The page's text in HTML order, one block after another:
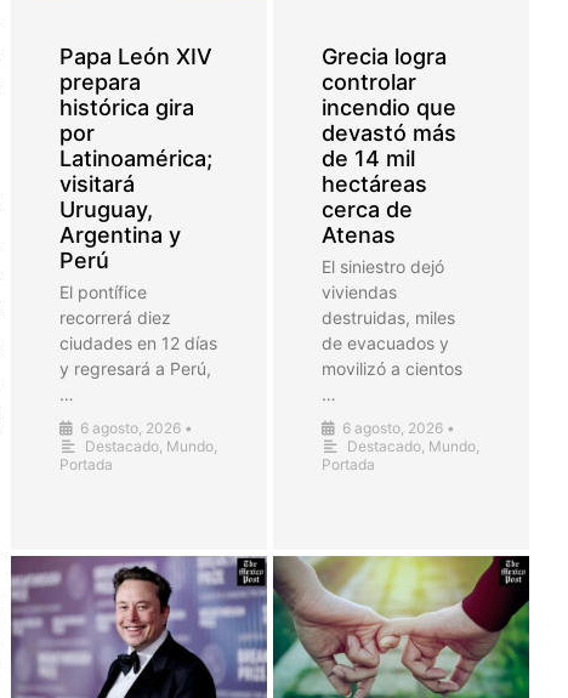
Papa León XIV
prepara
histórica gira
por
Latinoamérica;
visitará
Uruguay,
Argentina y
Perú
El pontífice
recorrerá diez
ciudades en 12 días
y regresará a Perú,
…
6 agosto, 2026 •
Destacado Mundo
Portada
Grecia logra
controlar
incendio que
devastó más
de 14 mil
hectáreas
cerca de
Atenas
El siniestro dejó
viviendas
destruidas, miles
de evacuados y
movilizó a cientos
…
6 agosto, 2026 •
Destacado Mundo
Portada